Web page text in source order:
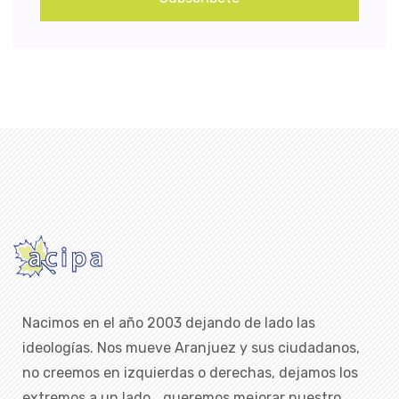
Nacimos en el año 2003 dejando de lado las
ideologías. Nos mueve Aranjuez y sus ciudadanos,
no creemos en izquierdas o derechas, dejamos los